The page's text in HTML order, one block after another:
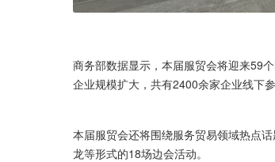
商务部数据显示，本届服贸会将迎来59
企业规模扩大，共有2400余家企业线下
本届服贸会还将围绕服务贸易领域热点
龙等形式的18场边会活动。